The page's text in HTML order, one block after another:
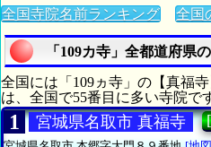
全国寺院名前ランキング 全国
「109カ寺」全都道府県
全国には「109ヵ寺」の【真福
は、全国で55番目に多い寺院で
1 宮城県名取市 真福寺